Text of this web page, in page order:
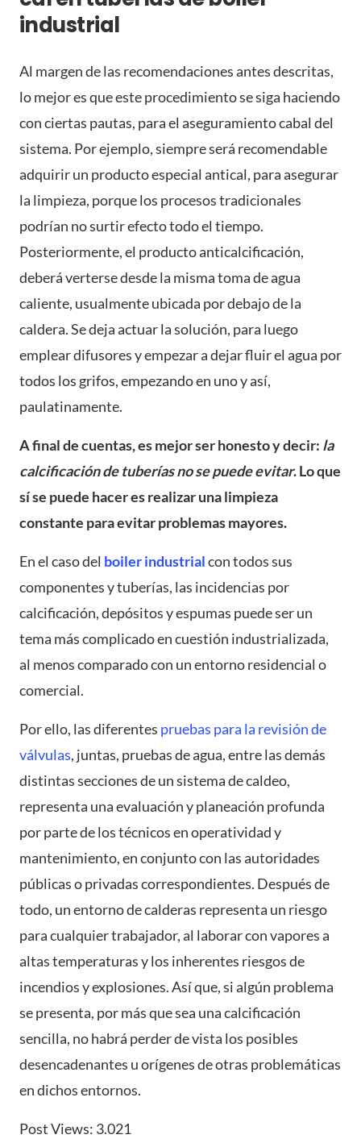
industrial
Al margen de las recomendaciones antes descritas,
lo mejor es que este procedimiento se siga haciendo
con ciertas pautas, para el aseguramiento cabal del
sistema. Por ejemplo, siempre será recomendable
adquirir un producto especial antical, para asegurar
la limpieza, porque los procesos tradicionales
podrían no surtir efecto todo el tiempo.
Posteriormente, el producto anticalcificación,
deberá verterse desde la misma toma de agua
caliente, usualmente ubicada por debajo de la
caldera. Se deja actuar la solución, para luego
emplear difusores y empezar a dejar fluir el agua por
todos los grifos, empezando en uno y así,
paulatinamente.
A final de cuentas, es mejor ser honesto y decir: la
calcificación de tuberías no se puede evitar. Lo que
sí se puede hacer es realizar una limpieza
constante para evitar problemas mayores.
En el caso del boiler industrialcon todos sus
componentes y tuberías, las incidencias por
calcificación, depósitos y espumas puede ser un
tema más complicado en cuestión industrializada,
al menos comparado con un entorno residencial o
comercial.
Por ello, las diferentes pruebas para la revisión de
válvulas, juntas, pruebas de agua, entre las demás
distintas secciones de un sistema de caldeo,
representa una evaluación y planeación profunda
por parte de los técnicos en operatividad y
mantenimiento, en conjunto con las autoridades
públicas o privadas correspondientes. Después de
todo, un entorno de calderas representa un riesgo
para cualquier trabajador, al laborar con vapores a
altas temperaturas y los inherentes riesgos de
incendios y explosiones. Así que, si algún problema
se presenta, por más que sea una calcificación
sencilla, no habrá perder de vista los posibles
desencadenantes u orígenes de otras problemáticas
en dichos entornos.
Post Views: 3.021